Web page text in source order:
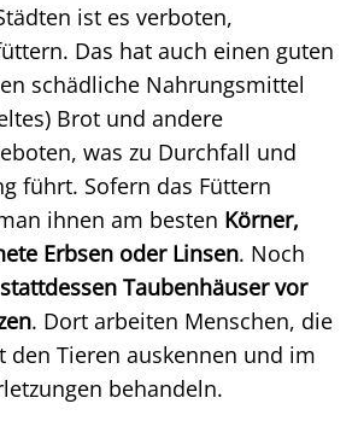
ist es verboten,
Das hat auch einen guten
schädliche Nahrungsmittel
Brot und andere
was zu Durchfall und
führt. Sofern das Füttern
ihnen am besten Körner,
Erbsen oder Linsen. Noch
stattdessen Taubenhäuser vor
. Dort arbeiten Menschen, die
den Tieren auskennen und im
behandeln.